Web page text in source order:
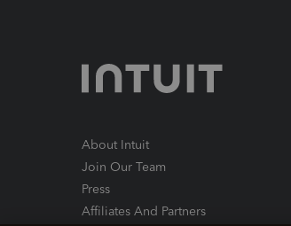
About Intuit
Join Our Team
Press
Affiliates And Partners